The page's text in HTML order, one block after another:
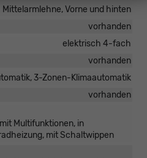
Mittelarmlehne, Vorne und hinten
vorhanden
elektrisch 4-fach
vorhanden
3-Zonen-Klimaautomatik
vorhanden
Multifunktionen, in
mit Schaltwippen